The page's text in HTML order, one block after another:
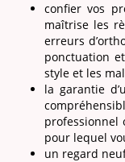
confier vos
maîtrise les
erreurs
ponctuation
style et les
la garantie
professionnel
pour lequel
un regard